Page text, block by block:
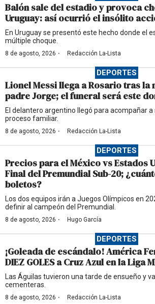
Balón sale del estadio y provoca
Uruguay: así ocurrió el insólito
En Uruguay se presentó este hecho donde el
múltiple choque.
8 de agosto, 2026 · Redacción La-Lista
DEPORTES
Lionel Messi llega a Rosario tras la
padre Jorge; el funeral será este
El delantero argentino llegó para acompañar
proceso familiar.
8 de agosto, 2026 · Redacción La-Lista
DEPORTES
Precios para el México vs Estados
Final del Premundial Sub-20;
boletos?
Los dos equipos irán a Juegos Olímpicos en
definir al campeón del Premundial.
8 de agosto, 2026 · Hugo García
DEPORTES
¡Goleada de escándalo! América
DIEZ GOLES a Cruz Azul en la Liga
Las Águilas tuvieron una tarde de ensueño y
cementeras.
8 de agosto, 2026 · Redacción La-Lista